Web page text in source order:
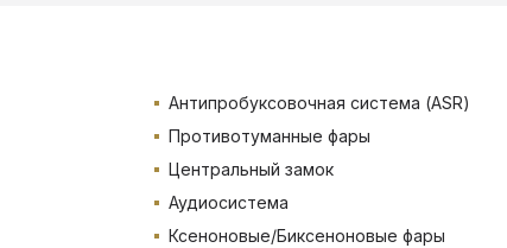
Антипробуксовочная система (ASR)
Противотуманные фары
Центральный замок
Аудиосистема
Ксеноновые/Биксеноновые фары